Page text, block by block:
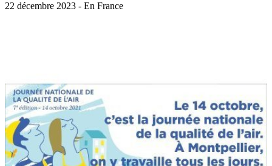
22 décembre 2023 - En France